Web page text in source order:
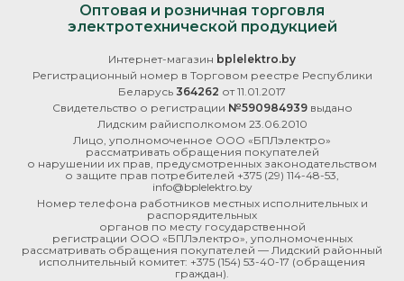
Оптовая и розничная торговля
электротехнической продукцией
Интернет-магазин bplelektro.by
Регистрационный номер в Торговом реестре Республики
Беларусь 364262 от 11.01.2017
Свидетельство о регистрации №590984939выдано
Лидским райисполкомом 23.06.2010
Лицо, уполномоченное ООО «БПЛэлектро»
рассматривать обращения покупателей
о нарушении их прав, предусмотренных законодательством
о защите прав потребителей +375 (29) 114-48-53
info@bplelektro.by
Номер телефона работников местных исполнительных и
распорядительных
органов по месту государственной
регистрации ООО «БПЛэлектро», уполномоченных
рассматривать обращения покупателей — Лидский районный
исполнительный комитет: +375 (154) 53-40-17 (обращения
граждан).